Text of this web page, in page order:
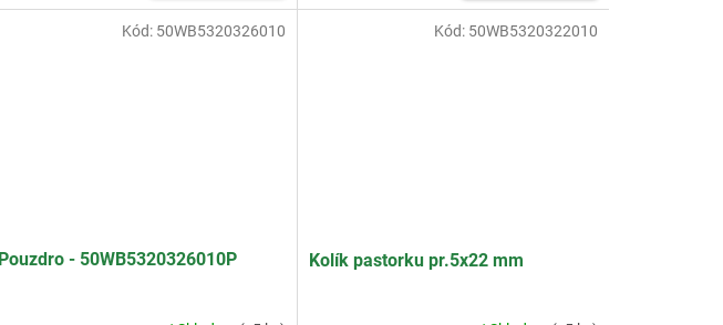
Pouzdro - 50WB5320326010P
Kód: 50WB5320326010
Kolík pastorku pr.5x22 mm
Kód: 50WB5320322010